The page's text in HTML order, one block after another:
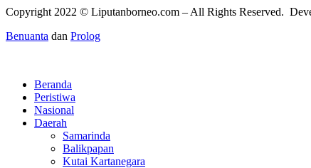
Copyright 2022 © Liputanborneo.com – All Rights Reserved.
Benuanta dan Prolog
Beranda
Peristiwa
Nasional
Daerah
Samarinda
Balikpapan
Kutai Kartanegara